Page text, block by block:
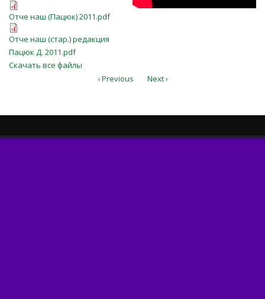
Отче наш (Пацюк) 2011.pdf
Отче наш (Пацюк) 2011.pdf
Отче наш (стар.) редакция Пацюк
Д. 2011.pdf
Отче наш (стар.) редакция
Пацюк Д. 2011.pdf
Скачать все файлы
‹ Previous Next ›